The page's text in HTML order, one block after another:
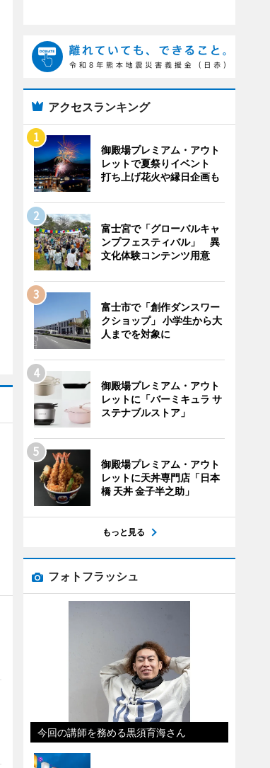
アクセスランキング
御殿場プレミアム・アウト
レットで夏祭りイベント
打ち上げ花火や縁日企画も
富士宮で「グローバルキャ
ンプフェスティバル」 異
文化体験コンテンツ用意
富士市で「創作ダンスワー
クショップ」 小学生から大
人までを対象に
御殿場プレミアム・アウト
レットに「バーミキュラ サ
ステナブルストア」
御殿場プレミアム・アウト
レットに天丼専門店「日本
橋 天丼 金子半之助」
もっと見る
フォトフラッシュ
今回の講師を務める黒須育海さん